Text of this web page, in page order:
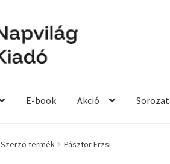
E-book Akció Sorozat
Szerző termék Pásztor Erzsi